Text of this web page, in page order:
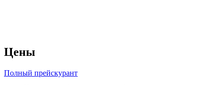
Цены
Полный прейскурант